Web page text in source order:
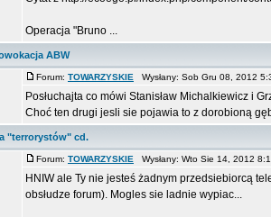
Operacja "Bruno ...
ABW
Forum: TOWARZYSKIE Wysłany: Sob Gru 08, 2012
Posłuchajta co mówi Stanisław Michalkiewicz i
Choć ten drugi jesli sie pojawia to z dorobioną
"terrorystów" cd.
Forum: TOWARZYSKIE Wysłany: Wto Sie 14, 2012
HNIW ale Ty nie jesteś żadnym przedsiebiorcą
obsłudze forum). Mogles sie ladnie wypiac...